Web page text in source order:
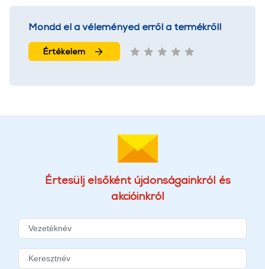
Mondd el a véleményed erről a termékről!
Értékelem
Értesülj elsőként újdonságainkról és
akcióinkról